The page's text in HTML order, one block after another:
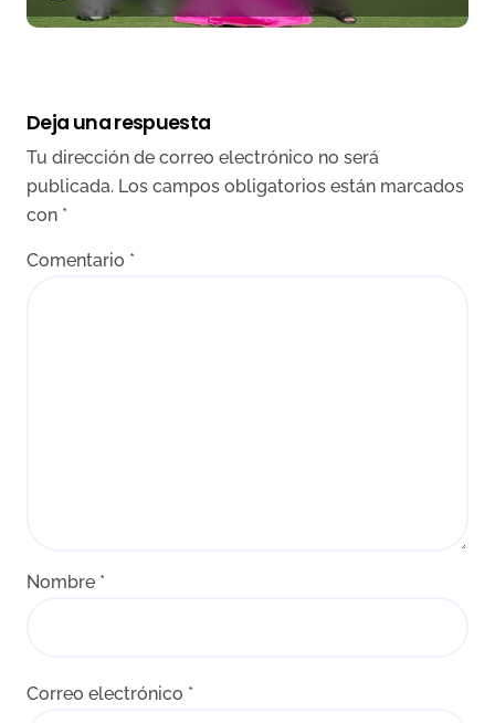
Deja una respuesta
Tu dirección de correo electrónico no será
publicada. Los campos obligatorios están marcados
con *
Comentario *
Nombre *
Correo electrónico *